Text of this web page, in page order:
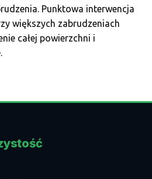
Punktowa interwencja
większych zabrudzeniach
całej powierzchni i